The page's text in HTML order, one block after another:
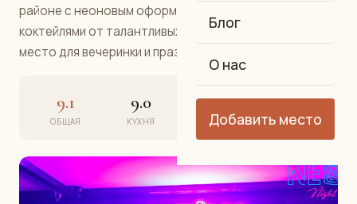
Блог
О нас
Добавить место
районе с неоновым оформлением и авторскими
коктейлями от талантливых барменов. Идеальное
место для вечеринки и праздника.
9.1
ОБЩАЯ
9.0
КУХНЯ
9.4
АТМОСФЕРА
9.0
СЕРВИС